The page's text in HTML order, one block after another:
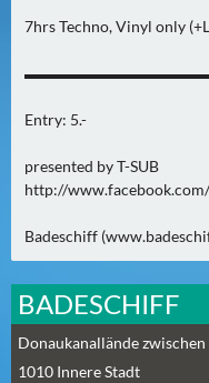
E
A
(
0
)
N
Ä
7hrs Techno, Vinyl only
Entry: 5.-
presented by T-SUB
http://
Badeschiff
BADESCHIFF
Donaukanallände
1010 Innere Stadt